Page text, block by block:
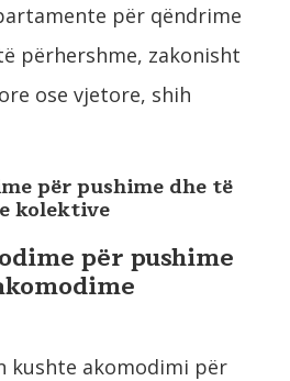
për qëndrime
përhershme, zakonisht
ose vjetore, shih
për pushime dhe të
kolektive
për pushime
kushte akomodimi për